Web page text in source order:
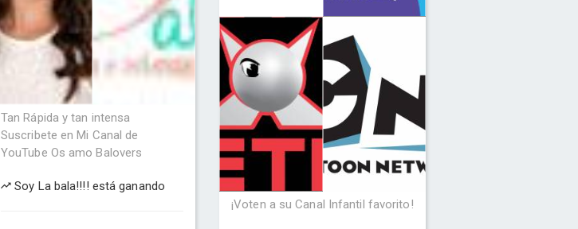
Tan Rápida y tan intensa
Suscribete en Mi Canal de
YouTube Os amo Balovers
Soy La bala!!!! está ganando
¡Voten a su Canal Infantil favorito!